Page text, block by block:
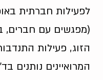
לפעילות חברתית
(מפגשים עם חברים,
הזוג, פעילות
המרואיינים נותנים